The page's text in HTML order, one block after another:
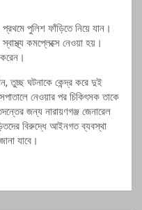
পুলিশ ফাঁড়িতে নিয়ে যান।
কমপ্লেক্সে নেওয়া হয়।
তুচ্ছ ঘটনাকে কেন্দ্র করে দুই
নেওয়ার পর চিকিৎসক তাকে
জন্য নারায়ণগঞ্জ জেনারেল
বিরুদ্ধে আইনগত ব্যবস্থা
যাবে।